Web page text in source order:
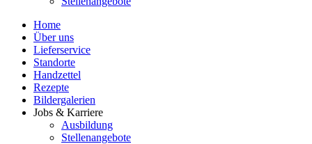
Home
Über uns
Lieferservice
Standorte
Handzettel
Rezepte
Bildergalerien
Jobs & Karriere
Ausbildung
Stellenangebote